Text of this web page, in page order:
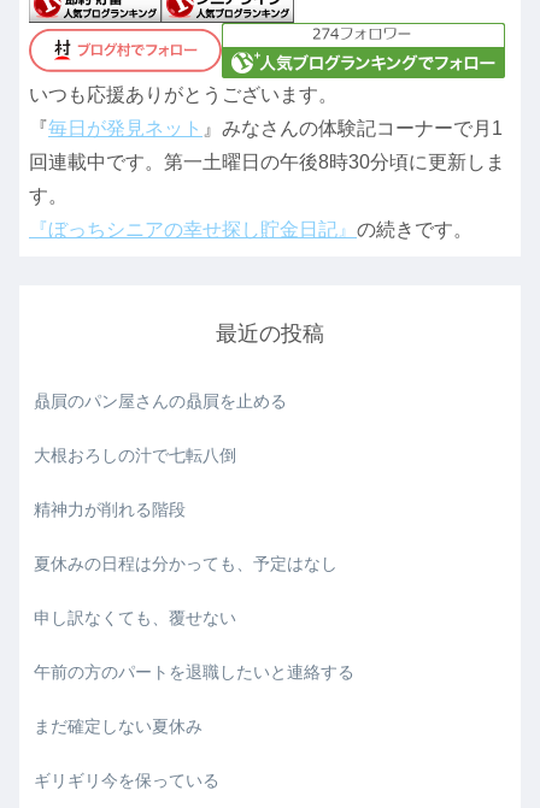
いつも応援ありがとうございます。
『毎日が発見ネット 』みなさんの体験記コーナーで月1
回連載中です。第一土曜日の午後8時30分頃に更新しま
す。
『ぼっちシニアの幸せ探し貯金日記』 の続きです。
最近の投稿
贔屓のパン屋さんの贔屓を止める
大根おろしの汁で七転八倒
精神力が削れる階段
夏休みの日程は分かっても、予定はなし
申し訳なくても、覆せない
午前の方のパートを退職したいと連絡する
まだ確定しない夏休み
ギリギリ今を保っている